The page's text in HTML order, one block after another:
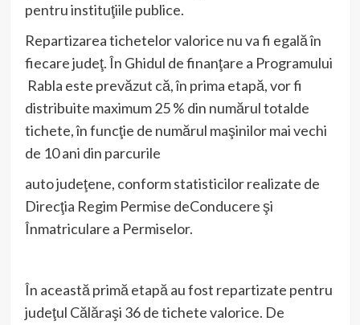
pentru instituţiile publice.
Repartizarea tichetelor valorice nu va fi egală în
fiecare judeţ. În Ghidul de finanţare a Programului
Rabla este prevăzut că, în prima etapă, vor fi
distribuite maximum 25 % din numărul totalde
tichete, în funcţie de numărul maşinilor mai vechi
de 10 ani din parcurile
auto judeţene, conform statisticilor realizate de
Direcţia Regim Permise deConducere şi
Înmatriculare a Permiselor.
În această primă etapă au fost repartizate pentru
judeţul Călăraşi 36 de tichete valorice. De